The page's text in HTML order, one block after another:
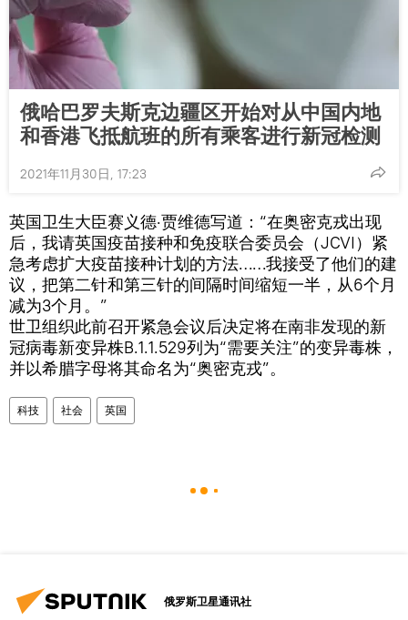
俄哈巴罗夫斯克边疆区开始对从中国内地
和香港飞抵航班的所有乘客进行新冠检测
2021年11月30日, 17:23
英国卫生大臣赛义德·贾维德写道：“在奥密克戎出现
后，我请英国疫苗接种和免疫联合委员会（JCVI）紧
急考虑扩大疫苗接种计划的方法……我接受了他们的建
议，把第二针和第三针的间隔时间缩短一半，从6个月
减为3个月。”
世卫组织此前召开紧急会议后决定将在南非发现的新
冠病毒新变异株B.1.1.529列为“需要关注”的变异毒株，
并以希腊字母将其命名为“奥密克戎”。
科技 社会 英国
俄罗斯卫星通讯社